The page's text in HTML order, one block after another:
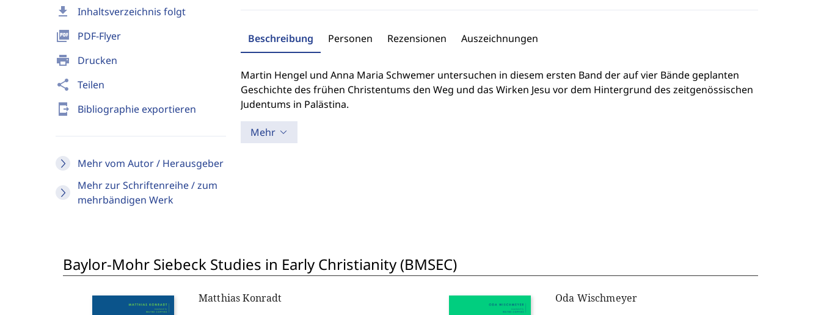
download Inhaltsverzeichnis folgt
picture_as_pdf PDF-Flyer
print Drucken
share Teilen
send_to_mobile Bibliographie exportieren
Mehr vom Autor / Herausgeber
Mehr zur Schriftenreihe / zum
mehrbändigen Werk
Beschreibung Personen Rezensionen Auszeichnungen
Martin Hengel und Anna Maria Schwemer untersuchen in diesem ersten Band der auf vier Bände geplanten
Geschichte des frühen Christentums den Weg und das Wirken Jesu vor dem Hintergrund des zeitgenössischen
Judentums in Palästina.
Mehr
Baylor-Mohr Siebeck Studies in Early Christianity (BMSEC)
Matthias Konradt Oda Wischmeyer